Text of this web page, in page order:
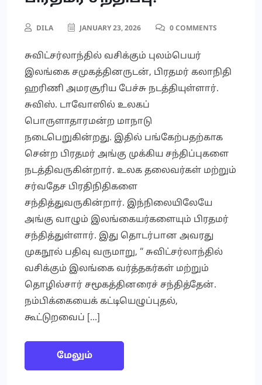
DILA JANUARY 23, 2026 0 COMMENTS
சுவிட்சர்லாந்தில் வசிக்கும் புலம்பெயர்
இலங்கை சமுகத்தினருடன், பிரதமர் கலாநிதி
ஹரிணி அமரசூரிய பேச்சு நடத்தியுள்ளார்.
சுவிஸ். டாவோஸில் உலகப்
பொருளாதாரமன்ற மாநாடு
நடைபெறுகின்றது. இதில் பங்கேற்பதற்காக
சென்ற பிரதமர் அங்கு முக்கிய சந்திப்புகளை
நடத்திவருகின்றார். உலக தலைவர்கள் மற்றும்
சர்வதேச பிரதிநிதிகளை
சந்தித்துவருகின்றார். இந்நிலையிலேயே
அங்கு வாழும் இலங்கையர்களையும் பிரதமர்
சந்தித்துள்ளார். இது தொடர்பான அவரது
முகநூல் பதிவு வருமாறு, “ சுவிட்சர்லாந்தில்
வசிக்கும் இலங்கை வர்த்தகர்கள் மற்றும்
தொழில்சார் சமூகத்தினரைச் சந்தித்தேன்.
நம்பிக்கையைக் கட்டியெழுப்புதல்,
கூட்டுறவைப் […]
மேலும்